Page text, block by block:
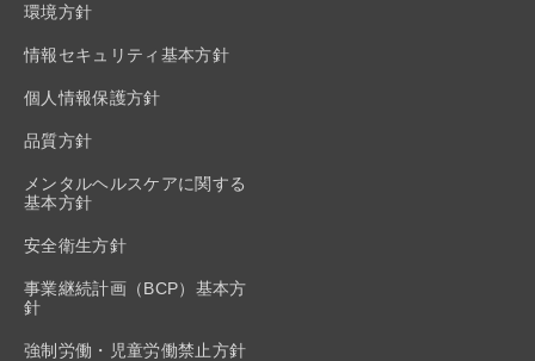
環境方針
情報セキュリティ基本方針
個人情報保護方針
品質方針
メンタルヘルスケアに関する
基本方針
安全衛生方針
事業継続計画（BCP）基本方
針
強制労働・児童労働禁止方針